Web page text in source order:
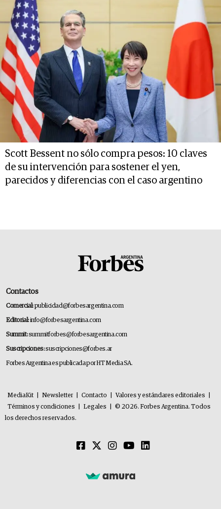
Scott Bessent no sólo compra pesos: 10 claves
de su intervención para sostener el yen,
parecidos y diferencias con el caso argentino
Contactos
Comercial:publicidad@forbesargentina.com
Editorial:info@forbesargentina.com
Summit:summitforbes@forbesargentina.com
Suscripciones:suscripciones@forbes.ar
Forbes Argentina es publicada por HT Media SA.
MediaKit Newsletter Contacto Valores y estándares editoriales
Términos y condiciones
Legales
© 2026. Forbes Argentina. Todos
los derechos reservados.